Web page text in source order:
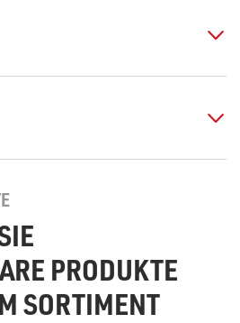
PRODUKTE
SORTIMENT